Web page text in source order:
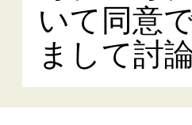
いて同意
まして討